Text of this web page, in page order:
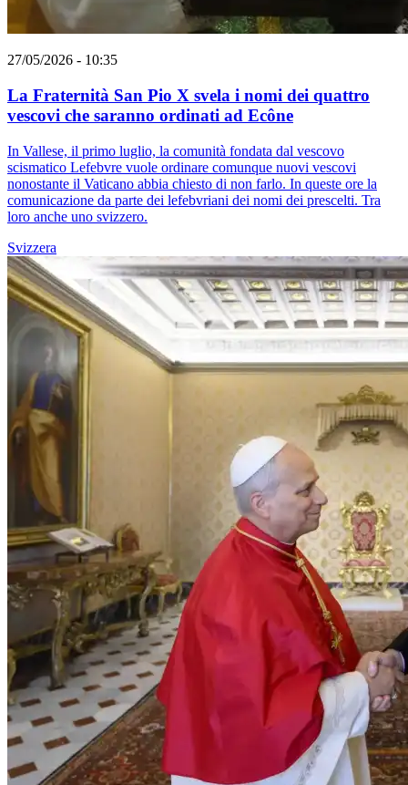
27/05/2026 - 10:35
La Fraternità San Pio X svela i nomi dei quattro
vescovi che saranno ordinati ad Ecône
In Vallese, il primo luglio, la comunità fondata dal vescovo
scismatico Lefebvre vuole ordinare comunque nuovi vescovi
nonostante il Vaticano abbia chiesto di non farlo. In queste ore la
comunicazione da parte dei lefebvriani dei nomi dei prescelti. Tra
loro anche uno svizzero.
Svizzera